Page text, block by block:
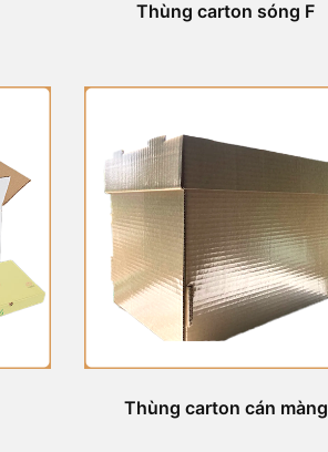
Thùng carton sóng F
Thùng carton cán màng